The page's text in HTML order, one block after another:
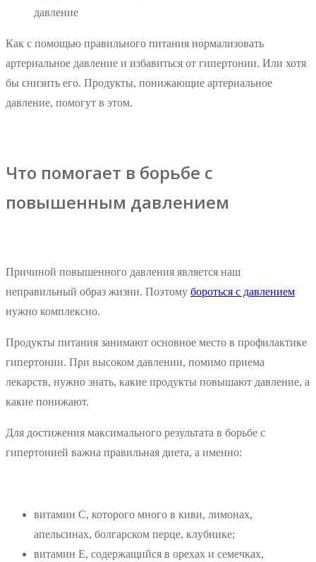
давление
Как с помощью правильного питания нормализовать
артериальное давление и избавиться от гипертонии. Или хотя
бы снизить его. Продукты, понижающие артериальное
давление, помогут в этом.
Что помогает в борьбе с
повышенным давлением
Причиной повышенного давления является наш
неправильный образ жизни. Поэтому бороться с давлением
нужно комплексно.
Продукты питания занимают основное место в профилактике
гипертонии. При высоком давлении, помимо приема
лекарств, нужно знать, какие продукты повышают давление, а
какие понижают.
Для достижения максимального результата в борьбе с
гипертонией важна правильная диета, а именно:
витамин С, которого много в киви, лимонах,
апельсинах, болгарском перце, клубнике;
витамин Е, содержащийся в орехах и семечках,